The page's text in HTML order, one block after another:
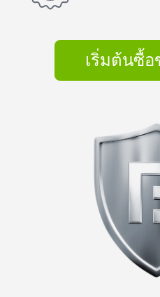
เริ่มต้นซื้